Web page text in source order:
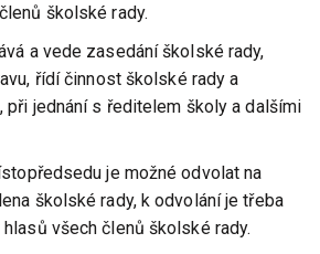
školské rady.
a vede zasedání školské rady,
řídí činnost školské rady a
při jednání s ředitelem školy a dalšími
je možné odvolat na
školské rady, k odvolání je třeba
všech členů školské rady.